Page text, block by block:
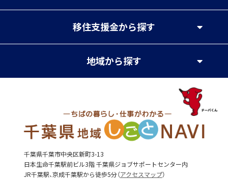
移住支援金から探す
地域から探す
千葉県千葉市中央区新町3-13
日本生命千葉駅前ビル3階 千葉県ジョブサポートセンター内
JR千葉駅、京成千葉駅から徒歩5分（アクセスマップ）